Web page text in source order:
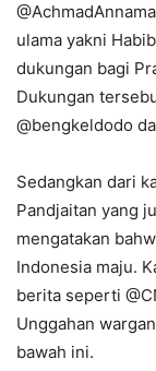
ulama yakni
dukungan bagi
Dukungan
@bengkeldodo
Sedangkan dari
Pandjaitan yang
mengatakan
Indonesia maju.
berita seperti
Unggahan
bawah ini.